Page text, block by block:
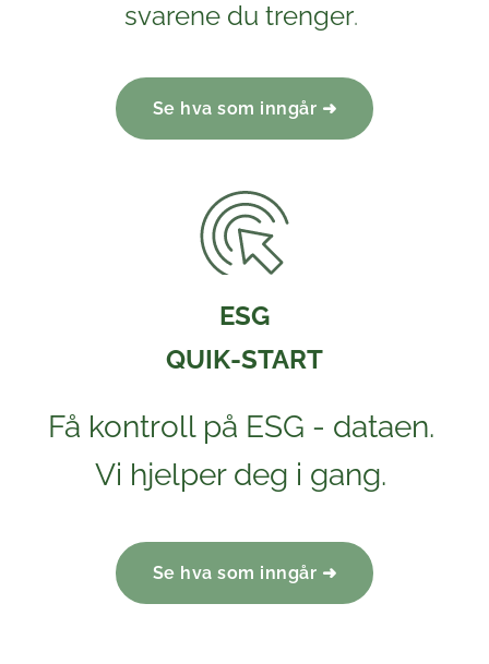
svarene du trenger.
Se hva som inngår ➜
ESG
QUIK-START
Få kontroll på ESG - dataen.
Vi hjelper deg i gang.
Se hva som inngår ➜